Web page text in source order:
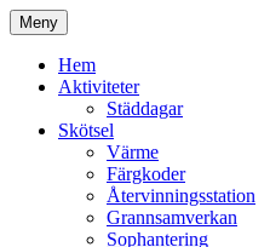
Hoppa
till
innehåll
Kyrkmossen
Meny
Hem
Aktiviteter
Städdagar
Skötsel
Värme
Färgkoder
Återvinningsstation
Grannsamverkan
Sophantering